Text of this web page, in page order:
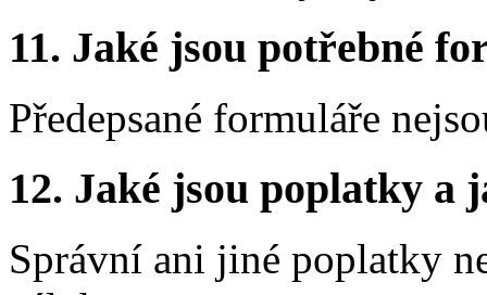
11. Jaké jsou potřebné
Předepsané formuláře
12. Jaké jsou poplatky a
Správní ani jiné poplatky